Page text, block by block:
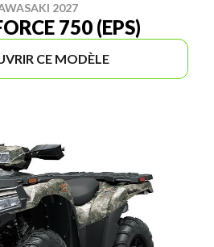
2027
750 (EPS)
CE MODÈLE